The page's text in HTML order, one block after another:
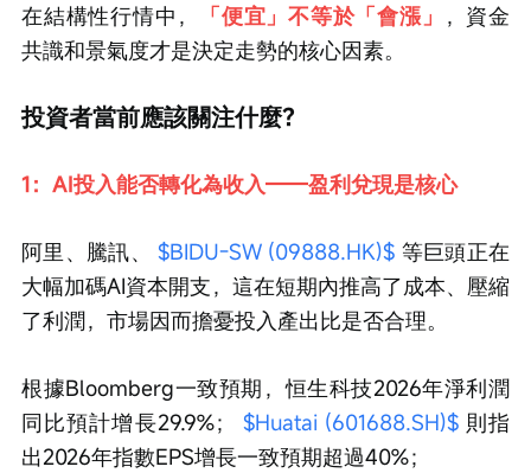
在結構性行情中， 「便宜」不等於「會漲」 ，資金
共識和景氣度才是決定走勢的核心因素。
投資者當前應該關注什麼？
1：AI投入能否轉化為收入——盈利兌現是核心
阿里、騰訊、 $BIDU-SW (09888.HK)$ 等巨頭正在
大幅加碼AI資本開支，這在短期內推高了成本、壓縮
了利潤，市場因而擔憂投入產出比是否合理。
根據Bloomberg一致預期，恒生科技2026年淨利潤
同比預計增長29.9%； $Huatai (601688.SH)$ 則指
出2026年指數EPS增長一致預期超過40%；